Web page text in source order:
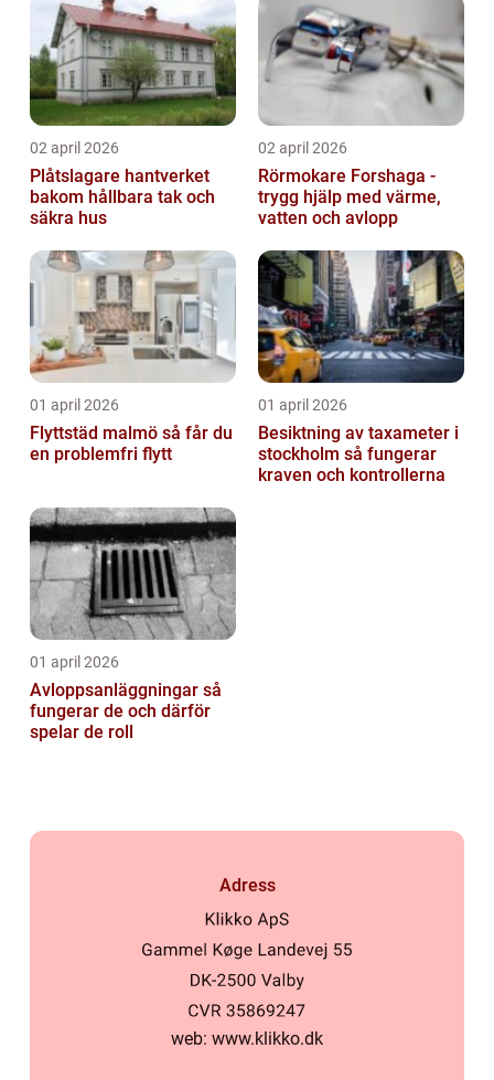
02 april 2026
Plåtslagare hantverket
bakom hållbara tak och
säkra hus
02 april 2026
Rörmokare Forshaga -
trygg hjälp med värme,
vatten och avlopp
01 april 2026
Flyttstäd malmö så får du
en problemfri flytt
01 april 2026
Besiktning av taxameter i
stockholm så fungerar
kraven och kontrollerna
01 april 2026
Avloppsanläggningar så
fungerar de och därför
spelar de roll
Adress
web: www.klikko.dk